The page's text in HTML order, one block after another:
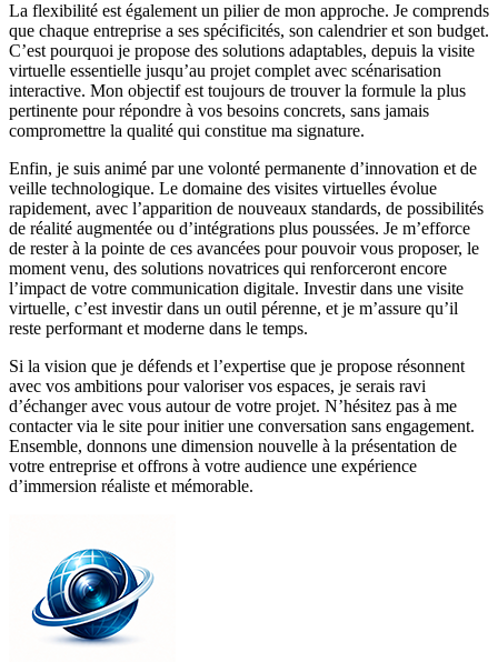
La flexibilité est également un pilier de mon approche. Je comprends
que chaque entreprise a ses spécificités, son calendrier et son budget.
C’est pourquoi je propose des solutions adaptables, depuis la visite
virtuelle essentielle jusqu’au projet complet avec scénarisation
interactive. Mon objectif est toujours de trouver la formule la plus
pertinente pour répondre à vos besoins concrets, sans jamais
compromettre la qualité qui constitue ma signature.
Enfin, je suis animé par une volonté permanente d’innovation et de
veille technologique. Le domaine des visites virtuelles évolue
rapidement, avec l’apparition de nouveaux standards, de possibilités
de réalité augmentée ou d’intégrations plus poussées. Je m’efforce
de rester à la pointe de ces avancées pour pouvoir vous proposer, le
moment venu, des solutions novatrices qui renforceront encore
l’impact de votre communication digitale. Investir dans une visite
virtuelle, c’est investir dans un outil pérenne, et je m’assure qu’il
reste performant et moderne dans le temps.
Si la vision que je défends et l’expertise que je propose résonnent
avec vos ambitions pour valoriser vos espaces, je serais ravi
d’échanger avec vous autour de votre projet. N’hésitez pas à me
contacter via le site pour initier une conversation sans engagement.
Ensemble, donnons une dimension nouvelle à la présentation de
votre entreprise et offrons à votre audience une expérience
d’immersion réaliste et mémorable.